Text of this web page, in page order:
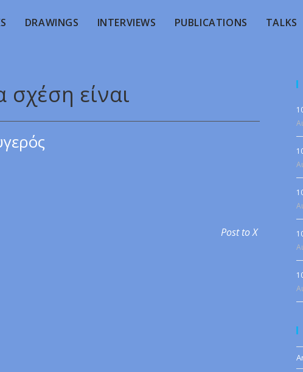
DRAWINGS INTERVIEWS PUBLICATIONS TALKS
είναι
Post to X